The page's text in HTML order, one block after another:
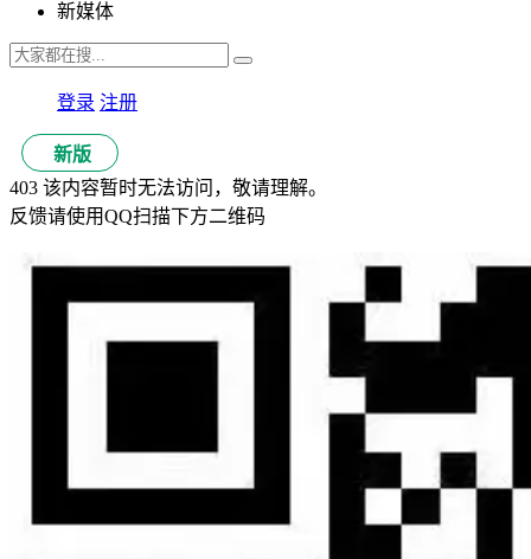
新媒体
登录 注册
新版
403 该内容暂时无法访问，敬请理解。
反馈请使用QQ扫描下方二维码